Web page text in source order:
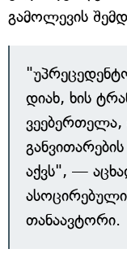
გამოლევის
დიახ, ხის
ვეებერთელა,
აქვს", —
თანაავტორი.